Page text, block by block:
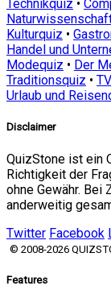
Technikquiz •
Kulturquiz •
Handel und
Modequiz • Der
Traditionsquiz •
Urlaub und
Disclaimer
QuizStone ist ein
Richtigkeit der
ohne Gewähr. Bei
anderweitig
Twitter Facebook
© 2008-2026
Features